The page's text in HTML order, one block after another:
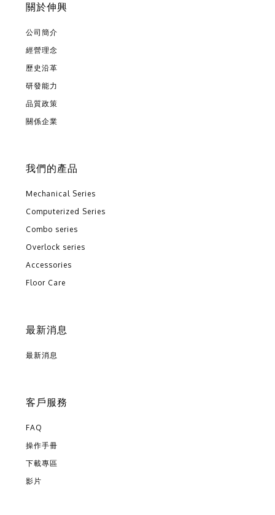
關於伸興
公司簡介
經營理念
歷史沿革
研發能力
品質政策
關係企業
我們的產品
Mechanical Series
Computerized Series
Combo series
Overlock series
Accessories
Floor Care
最新消息
最新消息
客戶服務
FAQ
操作手冊
下載專區
影片